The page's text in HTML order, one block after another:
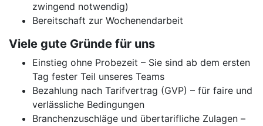
zwingend notwendig)
Bereitschaft zur Wochenendarbeit
Viele gute Gründe für uns
Einstieg ohne Probezeit – Sie sind ab dem ersten
Tag fester Teil unseres Teams
Bezahlung nach Tarifvertrag (GVP) – für faire und
verlässliche Bedingungen
Branchenzuschläge und übertarifliche Zulagen –